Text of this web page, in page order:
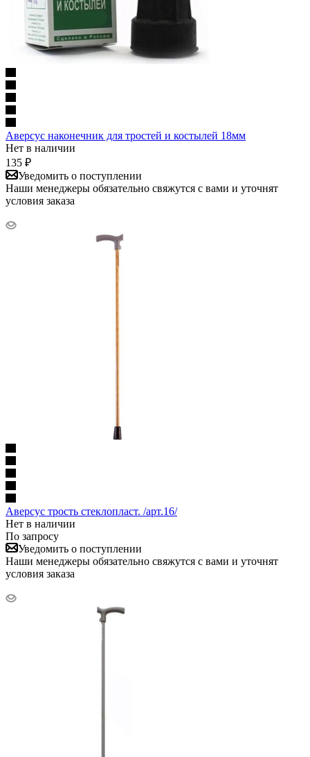
Аверсус наконечник для тростей и костылей 18мм
Нет в наличии
135 ₽
Уведомить о поступлении
Наши менеджеры обязательно свяжутся с вами и уточнят
условия заказа
Аверсус трость стеклопласт. /арт.16/
Нет в наличии
По запросу
Уведомить о поступлении
Наши менеджеры обязательно свяжутся с вами и уточнят
условия заказа